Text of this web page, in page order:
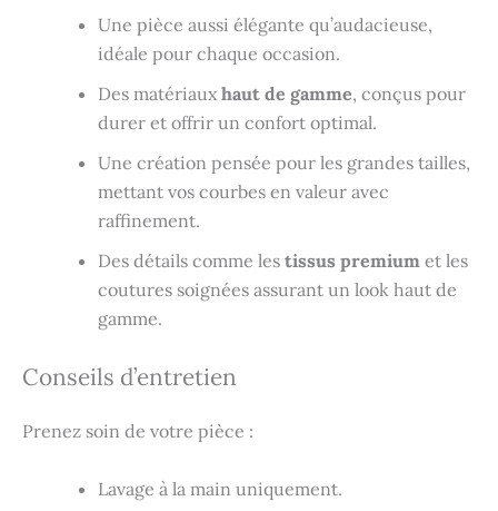
Une pièce aussi élégante qu’audacieuse,
idéale pour chaque occasion.
Des matériauxhaut de gamme, conçus pour
durer et offrir un confort optimal.
Une création pensée pour les grandes tailles,
mettant vos courbes en valeur avec
raffinement.
Des détails comme les tissus premium et les
coutures soignées assurant un look haut de
gamme.
Conseils d’entretien
Prenez soin de votre pièce :
Lavage à la main uniquement.